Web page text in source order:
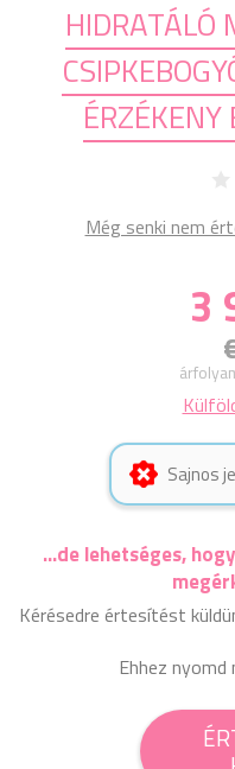
HIDRATÁLÓ
Még senki nem
3
Sajnos
...de lehetséges,
Kérésedre értesítést
Ehhez